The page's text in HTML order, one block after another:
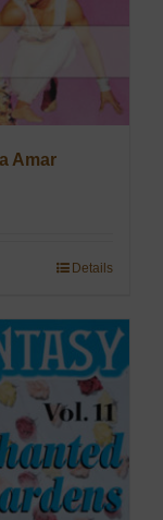
Amar
Details